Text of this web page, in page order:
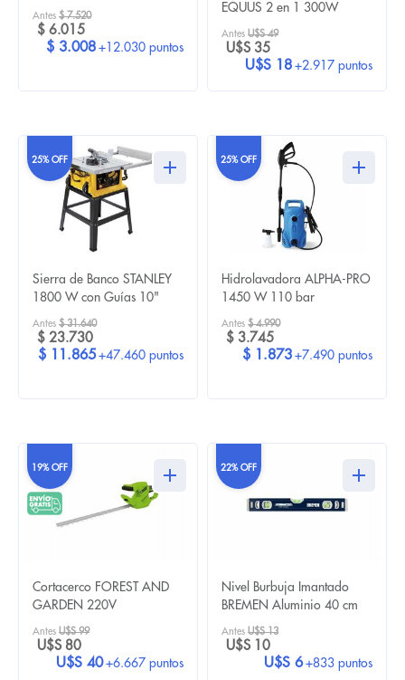
Antes $ 7.520
$ 6.015
$ 3.008 +12.030 puntos
EQUUS 2 en 1 300W
Antes U$S 49
U$S 35
U$S 18 +2.917 puntos
25% OFF
Sierra de Banco STANLEY
1800 W con Guías 10"
Antes $ 31.640
$ 23.730
$ 11.865 +47.460 puntos
25% OFF
Hidrolavadora ALPHA-PRO
1450 W 110 bar
Antes $ 4.990
$ 3.745
$ 1.873 +7.490 puntos
19% OFF
Cortacerco FOREST AND
GARDEN 220V
Antes U$S 99
U$S 80
U$S 40 +6.667 puntos
22% OFF
Nivel Burbuja Imantado
BREMEN Aluminio 40 cm
Antes U$S 13
U$S 10
U$S 6 +833 puntos